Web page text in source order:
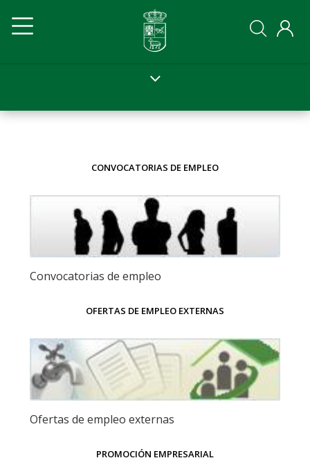
contenido
principal
principal
principal
CONVOCATORIAS DE EMPLEO
Convocatorias de empleo
OFERTAS DE EMPLEO EXTERNAS
Ofertas de empleo externas
PROMOCIÓN EMPRESARIAL